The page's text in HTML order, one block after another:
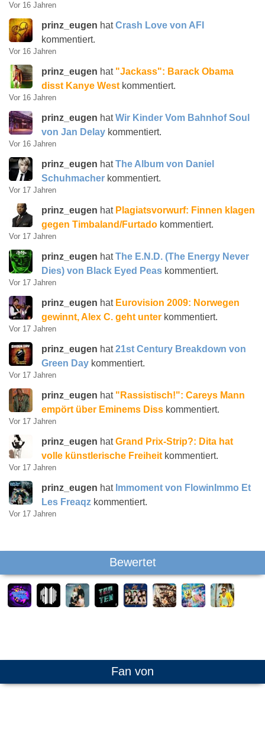
Vor 16 Jahren
prinz_eugen hatCrash Love von AFI
kommentiert.
Vor 16 Jahren
prinz_eugen hat "Jackass": Barack Obama
disst Kanye West kommentiert.
Vor 16 Jahren
prinz_eugen hatWir Kinder Vom Bahnhof Soul
von Jan Delay kommentiert.
Vor 16 Jahren
prinz_eugen hatThe Album von Daniel
Schuhmacher kommentiert.
Vor 17 Jahren
prinz_eugen hat Plagiatsvorwurf: Finnen klagen
gegen Timbaland/Furtado kommentiert.
Vor 17 Jahren
prinz_eugen hatThe E.N.D. (The Energy Never
Dies) von Black Eyed Peas kommentiert.
Vor 17 Jahren
prinz_eugen hat Eurovision 2009: Norwegen
gewinnt, Alex C. geht unter kommentiert.
Vor 17 Jahren
prinz_eugen hat21st Century Breakdown von
Green Day kommentiert.
Vor 17 Jahren
prinz_eugen hat "Rassistisch!": Careys Mann
empört über Eminems Diss kommentiert.
Vor 17 Jahren
prinz_eugen hatGrand Prix-Strip?: Dita hat
volle künstlerische Freiheit kommentiert.
Vor 17 Jahren
prinz_eugen hat Immoment von FlowinImmo Et
Les Freaqz kommentiert.
Vor 17 Jahren
Bewertet
Fan von